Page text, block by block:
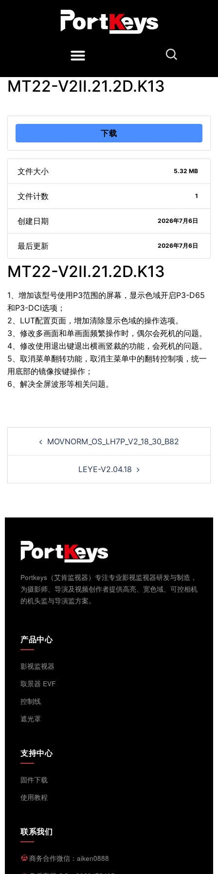
MT22-V2II.21.2D.K13
下载
文件大小 5.32 MB
文件计数 1
创建日期 2026年7月6日
最后更新 2026年7月6日
MT22-V2II.21.2D.K13
1、增加该型号使用P3范围的屏幕，显示色域开启P3-D65
和P3-DCI选项；
2、LUT配置页面，增加清除显示色域的操作选项。
3、修改多画面和单画面频繁操作时，偶尔会死机的问题。
4、修改使用退出键退出横画竖裁的功能，会死机的问题。
5、取消菜单翻转功能，取消主菜单中的翻转控制项，统一
用底部的镜像按键操作；
6、解决全屏波形等相关问题。
MOVNORM_OS_LH7P_V2_18_30_B82
LEYE-V2.04.18
Portkeys（艾肯监视器）专注专业影视监视器研发与制造，
为摄影师、导演及视频创作者提供高亮、宽色域、可控相机
的机头监与导演监方案。
产品中心
影视监视器
取景器 EVF
控制线
遮光罩
支持中心
固件下载
使用教程
联系我们
商务合作微信：aiken0888